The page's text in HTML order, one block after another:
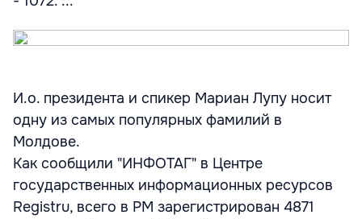
И.о. президента и спикер Мариан Лупу носит
одну из самых популярных фамилий в
Молдове.
Как сообщили "ИНФОТАГ" в Центре
государственных информационных ресурсов
Registru, всего в РМ зарегистрирован 4871